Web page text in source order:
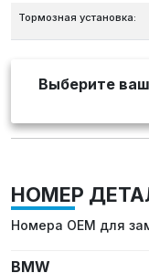
Тормозная установка:
Выберите
НОМЕР
Номера OEM для
BMW